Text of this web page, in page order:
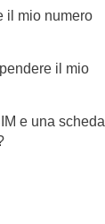
il mio numero
il mio
e una scheda